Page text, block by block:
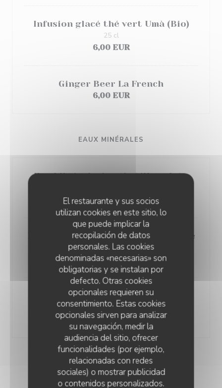
El restaurante y sus socios
utilizan cookies en este sitio, lo
que puede implicar la
recopilación de datos
personales. Las cookies
denominadas «necesarias» son
obligatorias y se instalan por
defecto. Otras cookies
opcionales requieren su
consentimiento. Estas cookies
opcionales sirven para analizar
su navegación, medir la
audiencia del sitio, ofrecer
funcionalidades (por ejemplo,
relacionadas con redes
sociales) o mostrar publicidad
o contenidos personalizados.
Infusion glacé thé vert Umà (Bio)
6,00 EUR
25 cl
Ginger Beer La French
6,00 EUR
EAUX MINÉRALES
Eau Minérale des Abatilles plate
5,50 EUR
7,00 EUR
Eau Minérale des Abatilles Gazeuse
5,50 EUR
50 cl
7,00 EUR
75 cl
Perrier
5,00 EUR
33 cl